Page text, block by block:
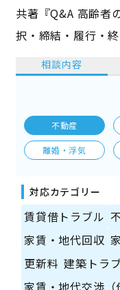
共著『Q&A 高齢者
択・締結・履行・
相談内容
不動産
離婚・浮気
対応カテゴリー
賃貸借トラブル
家賃・地代回収
更新料 建築トラ
家賃・地代交渉（